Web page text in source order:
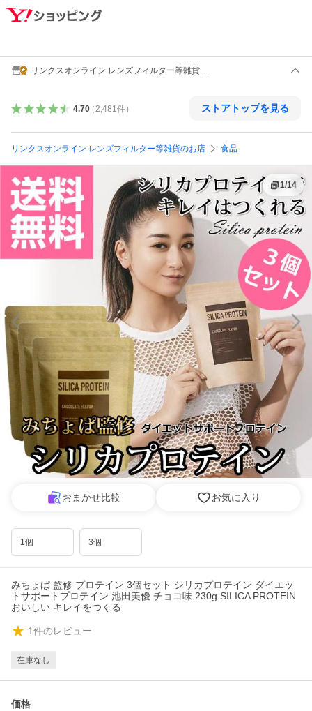
リンクスオンライン レンズフィルター等雑貨の
4.70（ 2,481件） ストアトップを見る
リンクスオンライン レンズフィルター等雑貨のお店 食品
1/14
おまかせ比較 お気に入り
1個 3個
みちょぱ 監修 プロテイン 3個セット シリカプロテイン ダイエッ
トサポートプロテイン 池田美優 チョコ味 230g SILICA PROTEIN
おいしい キレイをつくる
1件のレビュー
在庫なし
価格